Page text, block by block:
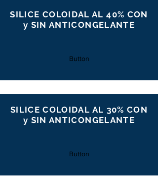
SILICE COLOIDAL AL 40% CON
y SIN ANTICONGELANTE
Button
SILICE COLOIDAL AL 30% CON
y SIN ANTICONGELANTE
Button